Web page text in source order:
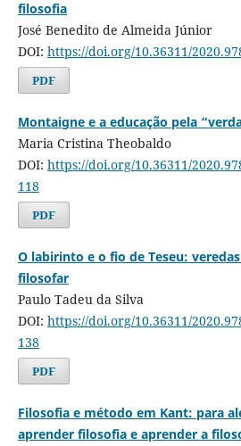
filosofia
José Benedito de Almeida Júnior
DOI: https://doi.org/10.36311/
PDF
Montaigne e a educação pela
Maria Cristina Theobaldo
DOI: https://doi.org/10.36311/
118
PDF
O labirinto e o fio de Teseu:
filosofar
Paulo Tadeu da Silva
DOI: https://doi.org/10.36311/
138
PDF
Filosofia e método em Kant: para
aprender filosofia e aprender a